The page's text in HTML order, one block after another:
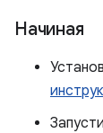
Начиная